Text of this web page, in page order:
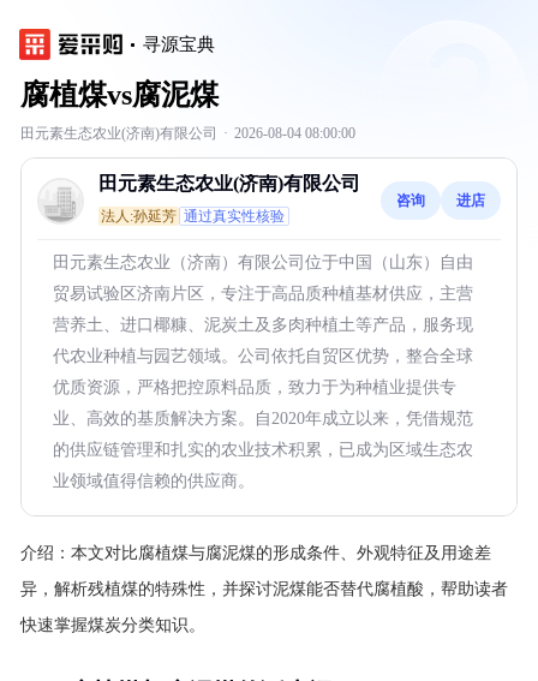
寻源宝典
腐植煤vs腐泥煤
田元素生态农业(济南)有限公司 · 2026-08-04 08:00:00
田元素生态农业(济南)有限公司
法人:孙延芳 通过真实性核验
咨询 进店
田元素生态农业（济南）有限公司位于中国（山东）自由
贸易试验区济南片区，专注于高品质种植基材供应，主营
营养土、进口椰糠、泥炭土及多肉种植土等产品，服务现
代农业种植与园艺领域。公司依托自贸区优势，整合全球
优质资源，严格把控原料品质，致力于为种植业提供专
业、高效的基质解决方案。自2020年成立以来，凭借规范
的供应链管理和扎实的农业技术积累，已成为区域生态农
业领域值得信赖的供应商。
介绍： 本文对比腐植煤与腐泥煤的形成条件、外观特征及用途差
异，解析残植煤的特殊性，并探讨泥煤能否替代腐植酸，帮助读者
快速掌握煤炭分类知识。